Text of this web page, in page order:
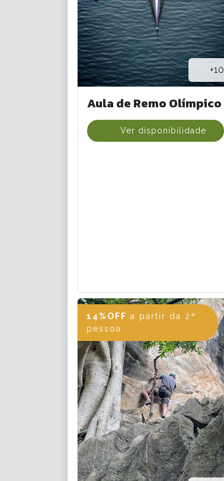
+10
Aula de Remo Olímpico
Ver disponibilidade
14%OFF a partir da 2ª
pessoa